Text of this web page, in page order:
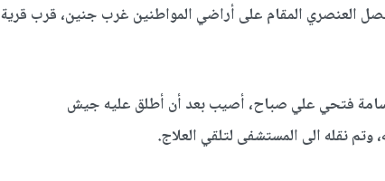
العنصري المقام على أراضي المواطنين غرب جنين، قرب قرية
فتحي علي صباح، أصيب بعد أن أطلق عليه جيش
نقله الى المستشفى لتلقي العلاج.